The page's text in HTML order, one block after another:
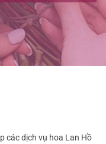
các dịch vụ hoa Lan Hồ